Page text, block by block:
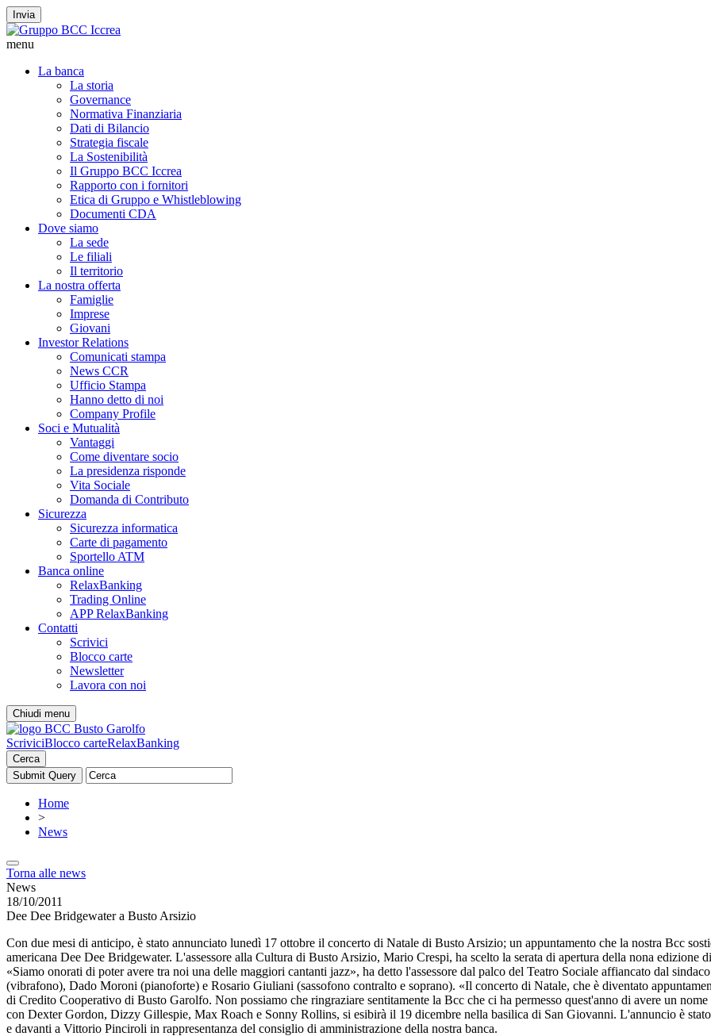
Invia
menu
La banca
La storia
Governance
Normativa Finanziaria
Dati di Bilancio
Strategia fiscale
La Sostenibilità
Il Gruppo BCC Iccrea
Rapporto con i fornitori
Etica di Gruppo e Whistleblowing
Documenti CDA
Dove siamo
La sede
Le filiali
Il territorio
La nostra offerta
Famiglie
Imprese
Giovani
Investor Relations
Comunicati stampa
News CCR
Ufficio Stampa
Hanno detto di noi
Company Profile
Soci e Mutualità
Vantaggi
Come diventare socio
La presidenza risponde
Vita Sociale
Domanda di Contributo
Sicurezza
Sicurezza informatica
Carte di pagamento
Sportello ATM
Banca online
RelaxBanking
Trading Online
APP RelaxBanking
Contatti
Scrivici
Blocco carte
Newsletter
Lavora con noi
Chiudi menu
ScriviciBlocco carteRelaxBanking
Cerca
Home
>
News
Torna alle news
News
18/10/2011
Dee Dee Bridgewater a Busto Arsizio
Con due mesi di anticipo, è stato annunciato lunedì 17 ottobre il concerto di Natale di Busto Arsizio; un appuntamento che la nostra Bcc
americana Dee Dee Bridgewater. L'assessore alla Cultura di Busto Arsizio, Mario Crespi, ha scelto la serata di apertura della nona edizione
«Siamo onorati di poter avere tra noi una delle maggiori cantanti jazz», ha detto l'assessore dal palco del Teatro Sociale affiancato dal
(vibrafono), Dado Moroni (pianoforte) e Rosario Giuliani (sassofono contralto e soprano). «Il concerto di Natale, che è diventato
di Credito Cooperativo di Busto Garolfo. Non possiamo che ringraziare sentitamente la Bcc che ci ha permesso quest'anno di avere un
con Dexter Gordon, Dizzy Gillespie, Max Roach e Sonny Rollins, si esibirà il 19 dicembre nella basilica di San Giovanni. L'annuncio è
e davanti a Vittorio Pinciroli in rappresentanza del consiglio di amministrazione della nostra banca.